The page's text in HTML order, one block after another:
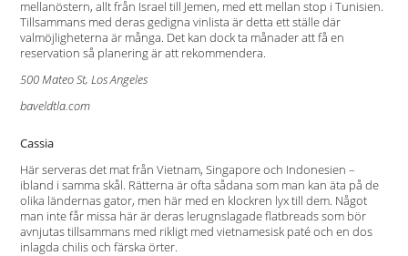
mellanöstern, allt från Israel till Jemen, med ett mellan stop i Tunisien.
Tillsammans med deras gedigna vinlista är detta ett ställe där
valmöjligheterna är många. Det kan dock ta månader att få en
reservation så planering är att rekommendera.
500 Mateo St, Los Angeles
baveldtla.com
Cassia
Här serveras det mat från Vietnam, Singapore och Indonesien –
ibland i samma skål. Rätterna är ofta sådana som man kan äta på de
olika ländernas gator, men här med en klockren lyx till dem. Något
man inte får missa här är deras lerugnslagade flatbreads som bör
avnjutas tillsammans med rikligt med vietnamesisk paté och en dos
inlagda chilis och färska örter.